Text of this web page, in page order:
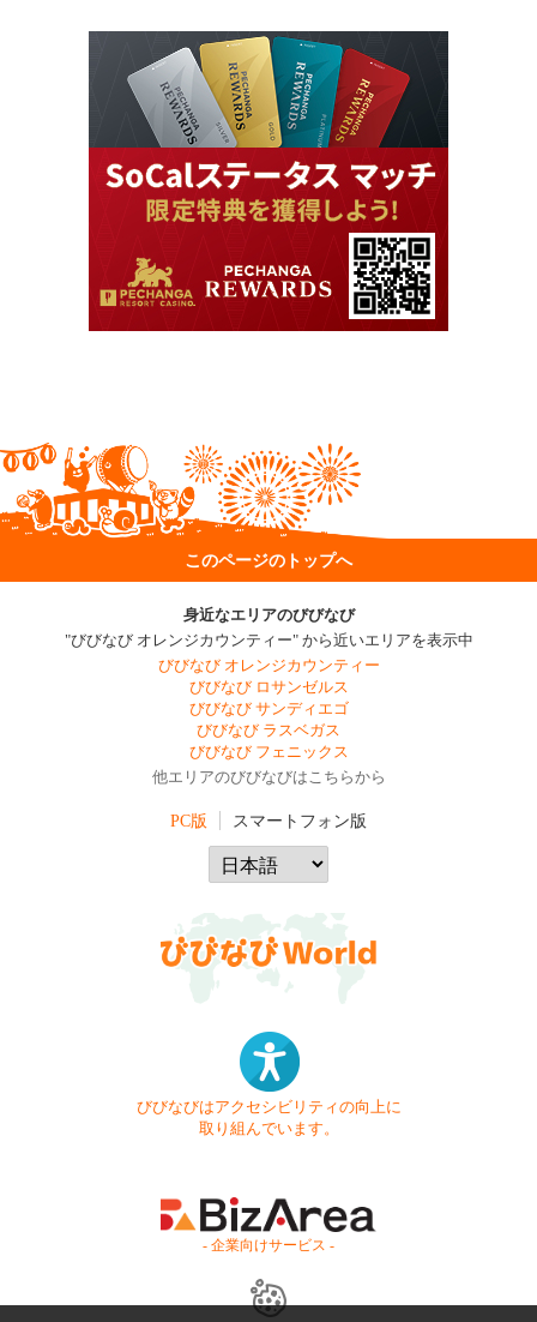
このページのトップへ
身近なエリアのびびなび
"びびなび オレンジカウンティー" から近いエリアを表示中
びびなび オレンジカウンティー
びびなび ロサンゼルス
びびなび サンディエゴ
びびなび ラスベガス
びびなび フェニックス
他エリアのびびなびはこちらから
PC版 スマートフォン版
びびなびはアクセシビリティの向上に
取り組んでいます。
- 企業向けサービス -